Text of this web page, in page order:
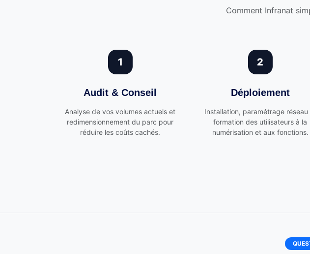
Comment Infranat
1
Audit & Conseil
Analyse de vos volumes actuels et
redimensionnement du parc pour
réduire les coûts cachés.
2
Déploiement
Installation, paramétrage réseau
formation des utilisateurs à la
numérisation et aux fonctions.